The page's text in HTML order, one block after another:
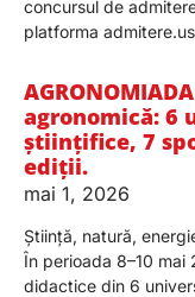
concursul de
platforma
agronomică: 6
științifice, 7
ediții.
mai 1, 2026
Știință, natură,
În perioada 8–10
didactice din 6